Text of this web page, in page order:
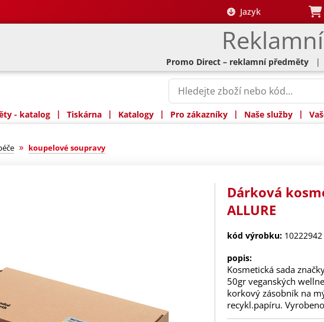
Jazyk
Promo Direct – reklamní předměty |
- katalog | Tiskárna | Katalogy | Pro zákazníky | Naše služby |
» koupelové soupravy
Dárková
ALLURE
kód výrobku: 10222942
popis:
Kosmetická sada
50gr veganských
korkový zásobník na
recykl.papíru.